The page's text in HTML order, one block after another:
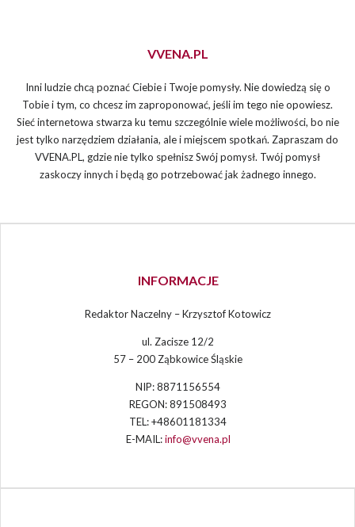
VVENA.PL
Inni ludzie chcą poznać Ciebie i Twoje pomysły. Nie dowiedzą się o
Tobie i tym, co chcesz im zaproponować, jeśli im tego nie opowiesz.
Sieć internetowa stwarza ku temu szczególnie wiele możliwości, bo nie
jest tylko narzędziem działania, ale i miejscem spotkań. Zapraszam do
VVENA.PL, gdzie nie tylko spełnisz Swój pomysł. Twój pomysł
zaskoczy innych i będą go potrzebować jak żadnego innego.
INFORMACJE
Redaktor Naczelny – Krzysztof Kotowicz
ul. Zacisze 12/2
57 – 200 Ząbkowice Śląskie
NIP: 8871156554
REGON: 891508493
TEL: +48601181334
E-MAIL:info@vvena.pl